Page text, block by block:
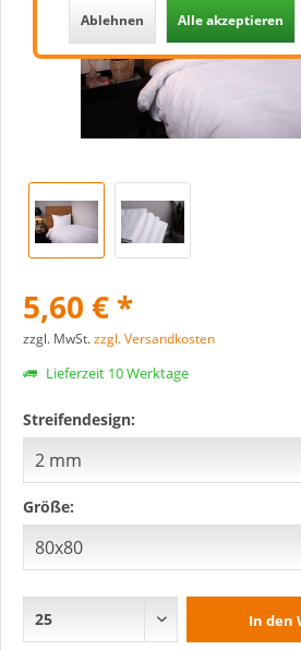
5,60 € *
zzgl. MwSt.zzgl. Versandkosten
Lieferzeit 10 Werktage
Streifendesign:
Größe:
In den
Ablehnen Alle akzeptieren